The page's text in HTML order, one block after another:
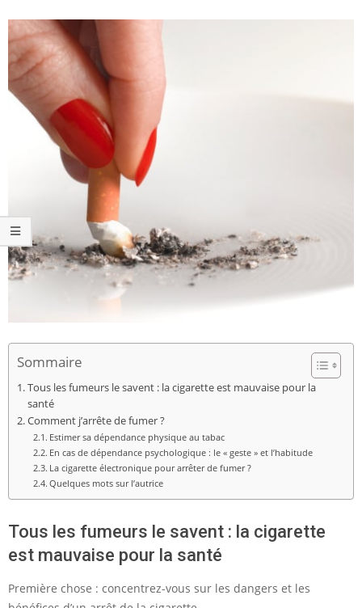
Sommaire
Tous les fumeurs le savent : la cigarette est mauvaise pour la
santé
Comment j’arrête de fumer ?
Estimer sa dépendance physique au tabac
En cas de dépendance psychologique : le « geste » et l’habitude
La cigarette électronique pour arrêter de fumer ?
Quelques mots sur l’autrice
Tous les fumeurs le savent : la cigarette
est mauvaise pour la santé
Première chose : concentrez-vous sur les dangers et les